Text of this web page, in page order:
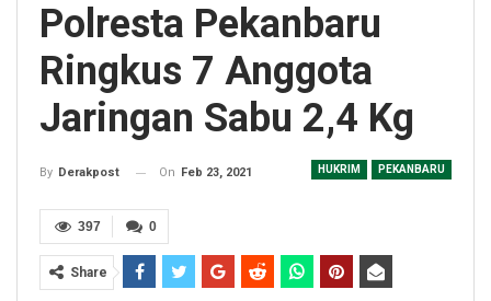
Polresta Pekanbaru
Ringkus 7 Anggota
Jaringan Sabu 2,4 Kg
HUKRIM PEKANBARU
By Derakpost On Feb 23, 2021
0
397
Share